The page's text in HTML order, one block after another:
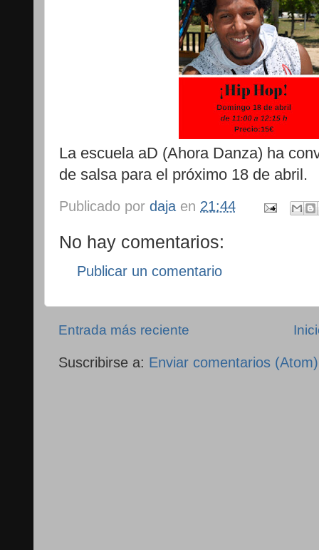
La escuela aD (Ahora Danza) ha
de salsa para el próximo 18 de abril.
Publicado por daja en 21:44
No hay comentarios:
Publicar un comentario
Entrada más reciente
Suscribirse a: Enviar comentarios (Atom)